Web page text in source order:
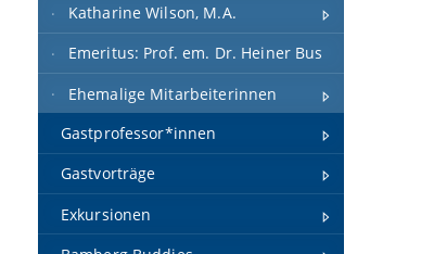
Katharine Wilson, M.A.
Emeritus: Prof. em. Dr. Heiner Bus
Ehemalige Mitarbeiterinnen
Gastprofessor*innen
Gastvorträge
Exkursionen